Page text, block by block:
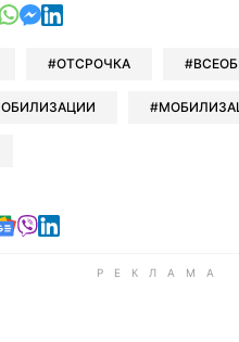
в Telegram
в Facebook
в Xв Viber
отправить в Whatsapp
отправить в Messenger
отправить в LinkedIn
ОТСРОЧКА
в Telegram
в Facebook
в X
Читайте в Google news
Читайте в Viber
Читайте в LinkedIn